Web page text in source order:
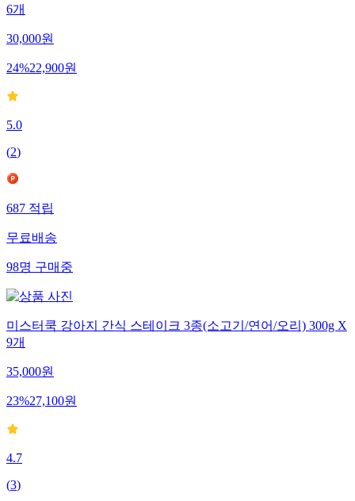
6개
30,000원
24%22,900원
5.0
(2)
687적립
무료배송
98명구매중
미스터쿡 강아지 간식 스테이크 3종(소고기/연어/오리) 300g X
9개
35,000원
23%27,100원
4.7
(3)